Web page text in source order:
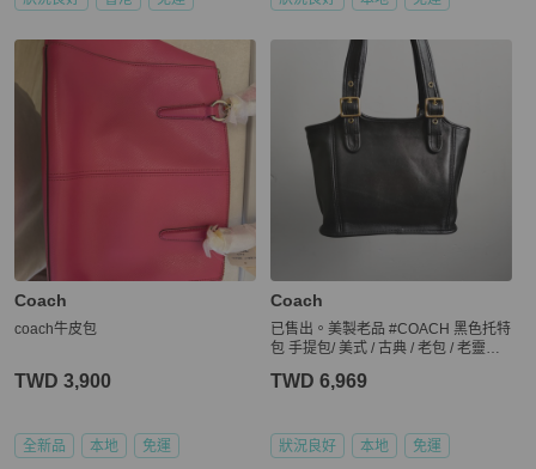
Coach
coach牛皮包
TWD 3,900
全新品 本地 免運
Coach
已售出。美製老品 #COACH 黑色托特
包 手提包/ 美式 / 古典 / 老包 / 老靈魂 /
TWD 6,969
狀況良好 本地 免運